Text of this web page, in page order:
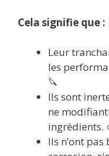
Cela signifie que :
Leur
les
🔪
Ils sont
ne modifiant
ingrédients.
Ils n’ont